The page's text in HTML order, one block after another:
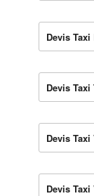
Devis
Devis
Devis Taxi
Devis